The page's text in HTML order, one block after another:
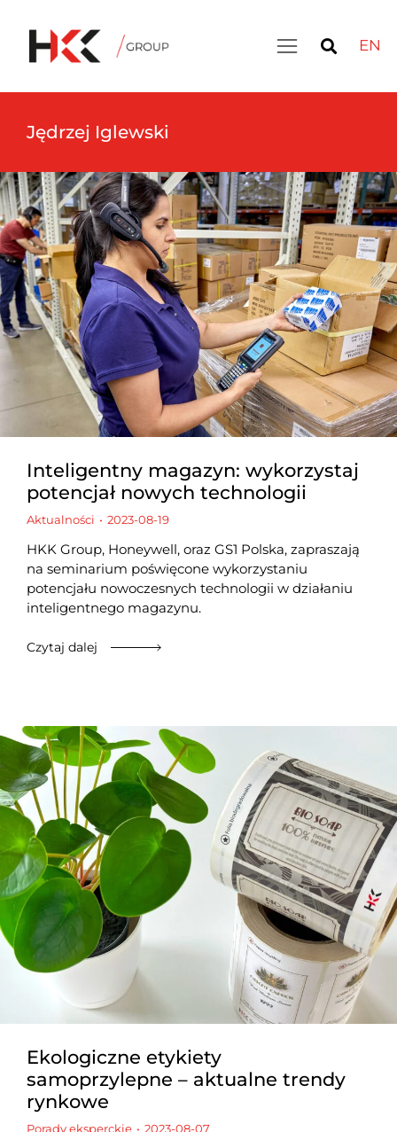
EN
Jędrzej Iglewski
Inteligentny magazyn: wykorzystaj
potencjał nowych technologii
Aktualności 2023-08-19
HKK Group, Honeywell, oraz GS1 Polska, zapraszają
na seminarium poświęcone wykorzystaniu
potencjału nowoczesnych technologii w działaniu
inteligentnego magazynu.
Czytaj dalej
Ekologiczne etykiety
samoprzylepne – aktualne trendy
rynkowe
Porady eksperckie 2023-08-07